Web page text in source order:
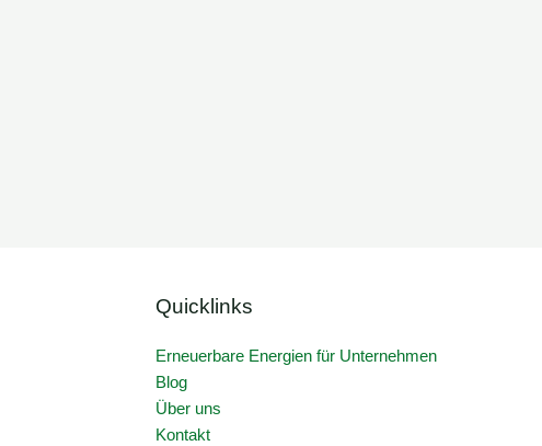
Quicklinks
Erneuerbare Energien für Unternehmen
Blog
Über uns
Kontakt